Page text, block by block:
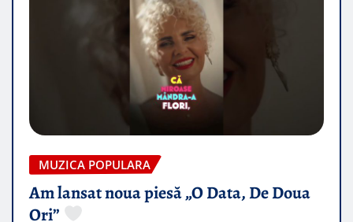
MUZICA POPULARA
Am lansat noua piesă „O Data, De Doua
Ori”